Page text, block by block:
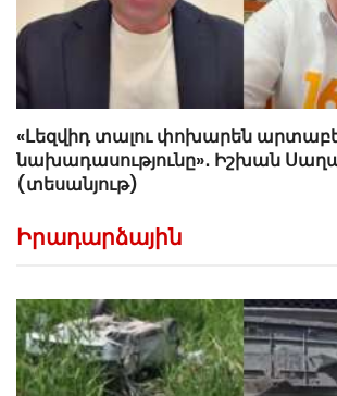
«Լեզվիդ տալու փոխարեն
նախադասությունը»․ Իշխան
(տեսանյութ)
Իրադարձային